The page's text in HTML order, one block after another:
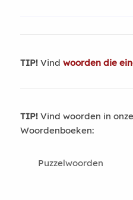
TIP!Vind woorden die
TIP!Vind woorden in
Woordenboeken:
Puzzelwoorden